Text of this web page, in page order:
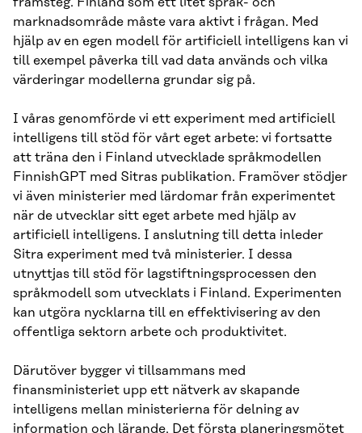
marknadsområde måste vara aktivt i frågan. Med
hjälp av en egen modell för artificiell intelligens kan vi
till exempel påverka till vad data används och vilka
värderingar modellerna grundar sig på.
I våras genomförde vi ett experiment med artificiell
intelligens till stöd för vårt eget arbete: vi fortsatte
att träna den i Finland utvecklade språkmodellen
FinnishGPT med Sitras publikation. Framöver stödjer
vi även ministerier med lärdomar från experimentet
när de utvecklar sitt eget arbete med hjälp av
artificiell intelligens. I anslutning till detta inleder
Sitra experiment med två ministerier. I dessa
utnyttjas till stöd för lagstiftningsprocessen den
språkmodell som utvecklats i Finland. Experimenten
kan utgöra nycklarna till en effektivisering av den
offentliga sektorn arbete och produktivitet.
Därutöver bygger vi tillsammans med
finansministeriet upp ett nätverk av skapande
intelligens mellan ministerierna för delning av
information och lärande. Det första planeringsmötet